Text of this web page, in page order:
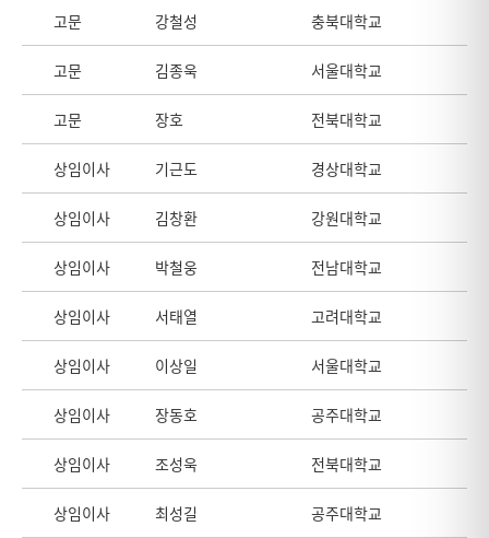
고문 강철성 충북대학교
고문 김종욱 서울대학교
고문 장호 전북대학교
상임이사 기근도 경상대학교
상임이사 김창환 강원대학교
상임이사 박철웅 전남대학교
상임이사 서태열 고려대학교
상임이사 이상일 서울대학교
상임이사 장동호 공주대학교
상임이사 조성욱 전북대학교
상임이사 최성길 공주대학교